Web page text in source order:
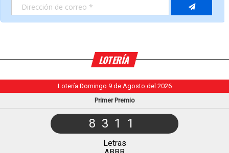
LOTERÍA
Lotería Domingo 9 de Agosto del 2026
Primer Premio
8311
Letras